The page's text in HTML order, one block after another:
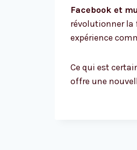
Facebook et
révolutionner la
expérience
Ce qui est
offre une